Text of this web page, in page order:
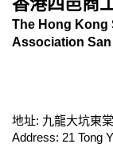
The Hong Kong
Association
地址: 九龍大坑東
Address: 21 Tong